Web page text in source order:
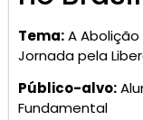
Tema:A Abolição
Jornada pela
Público-alvo:
Fundamental